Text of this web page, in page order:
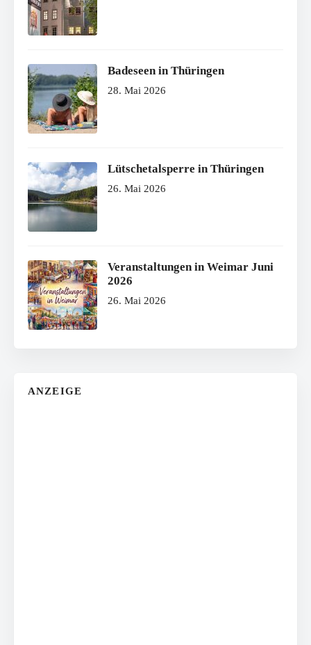
Badeseen in Thüringen
28. Mai 2026
Lütschetalsperre in Thüringen
26. Mai 2026
Veranstaltungen in Weimar Juni
2026
26. Mai 2026
ANZEIGE